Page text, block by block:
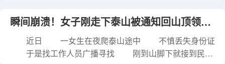
80×10^9/L，远低于正常水平。 医生询问病史时，王女士
的一句话引起了医生的警惕。她说“大腿这里有点痛
居女友陈某发生矛盾并争吵，陈某离家出走。邓某因独自
带小孩而对陈某不满，于2023年7月4日用手反复扇打其儿
子(系邓某与陈某非婚生育)，并拍摄视频发给陈某，试图
逼迫其回家。 经送医检查，被扇打婴儿身体情况正
瞬间崩溃！女子刚走下泰山被通知回山顶领身
份证…
近日 一女生在夜爬泰山途中 不慎丢失身份证
于是找工作人员广播寻找 刚到山脚下就接到民警